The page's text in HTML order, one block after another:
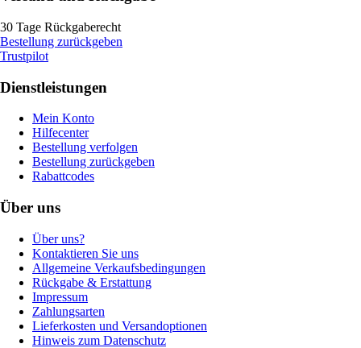
30 Tage Rückgaberecht
Bestellung zurückgeben
Trustpilot
Dienstleistungen
Mein Konto
Hilfecenter
Bestellung verfolgen
Bestellung zurückgeben
Rabattcodes
Über uns
Über uns?
Kontaktieren Sie uns
Allgemeine Verkaufsbedingungen
Rückgabe & Erstattung
Impressum
Zahlungsarten
Lieferkosten und Versandoptionen
Hinweis zum Datenschutz